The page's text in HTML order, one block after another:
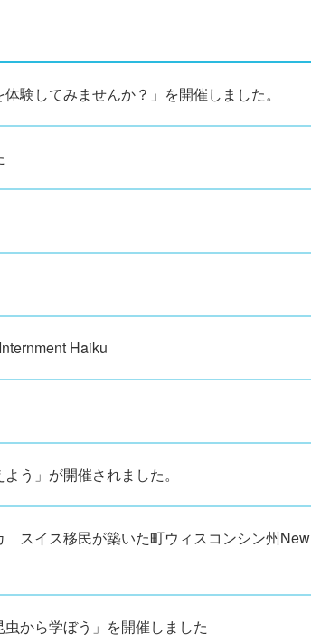
験してみませんか？」を開催しました。
Haiku
う」が開催されました。
スイス移民が築いた町ウィスコンシン州New
から学ぼう」を開催しました